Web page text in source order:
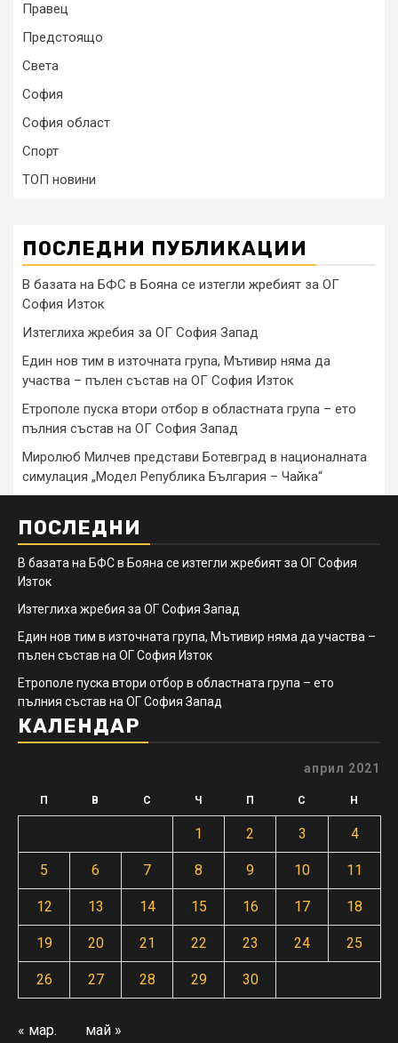
Правец
Предстоящо
Света
София
София област
Спорт
ТОП новини
ПОСЛЕДНИ ПУБЛИКАЦИИ
В базата на БФС в Бояна се изтегли жребият за ОГ
София Изток
Изтеглиха жребия за ОГ София Запад
Един нов тим в източната група, Мътивир няма да
участва – пълен състав на ОГ София Изток
Етрополе пуска втори отбор в областната група – ето
пълния състав на ОГ София Запад
Миролюб Милчев представи Ботевград в националната
симулация „Модел Република България – Чайка“
ПОСЛЕДНИ
В базата на БФС в Бояна се изтегли жребият за ОГ София
Изток
Изтеглиха жребия за ОГ София Запад
Един нов тим в източната група, Мътивир няма да участва –
пълен състав на ОГ София Изток
Етрополе пуска втори отбор в областната група – ето
пълния състав на ОГ София Запад
КАЛЕНДАР
април 2021
П В С Ч П С Н
1 2 3 4
5 6 7 8 9 10 11
12 13 14 15 16 17 18
19 20 21 22 23 24 25
26 27 28 29 30
« мар. май »